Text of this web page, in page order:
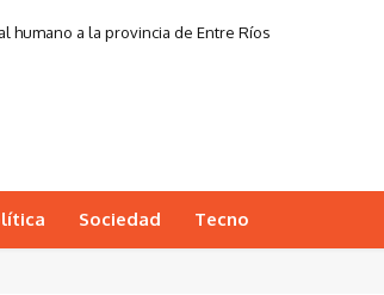
humano a la provincia de Entre Ríos
Sociedad Tecno